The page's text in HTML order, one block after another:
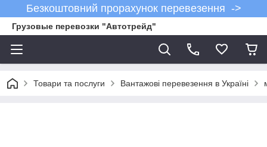
Безкоштовний прорахунок перевезення ->
Грузовые перевозки "Автотрейд"
Товари та послуги Вантажові перевезення в Україні